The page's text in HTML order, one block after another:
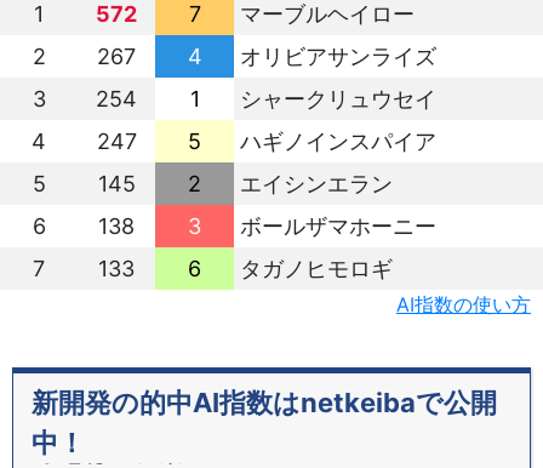
1 572 7
マーブルヘイロー
2
267 4
オリビアサンライズ
3
254 1
シャークリュウセイ
4
247 5
ハギノインスパイア
5
145 2
エイシンエラン
6
138 3
ボールザマホーニー
7
133 6 タガノヒモロギ
AI指数の使い方
新開発の的中AI指数はnetkeibaで公開
中！
予想は２種類！